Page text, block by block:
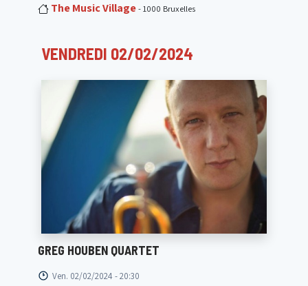
The Music Village- 1000 Bruxelles
VENDREDI 02/02/2024
GREG HOUBEN QUARTET
Ven. 02/02/2024 - 20:30